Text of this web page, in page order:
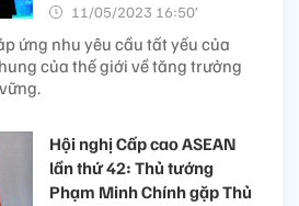
11/05/2023 16:50’
ứng nhu yêu cầu tất yếu của
của thế giới về tăng trưởng
Hội nghị Cấp cao ASEAN
lần thứ 42: Thủ tướng
Phạm Minh Chính gặp Thủ